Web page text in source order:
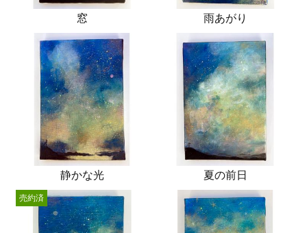
窓 雨あがり
静かな光 夏の前日
売約済